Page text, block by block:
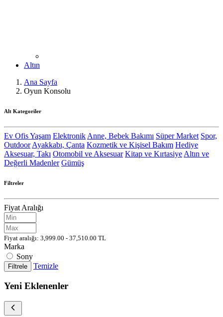
Altın
Ana Sayfa
Oyun Konsolu
Alt Kategoriler
Ev Ofis Yaşam Elektronik Anne, Bebek Bakımı Süper Market Spor,
Outdoor Ayakkabı, Çanta Kozmetik ve Kişisel Bakım Hediye
Aksesuar, Takı Otomobil ve Aksesuar Kitap ve Kırtasiye Altın ve
Değerli Madenler Gümüş
Filtreler
Fiyat Aralığı
Fiyat aralığı: 3,999.00 - 37,510.00 TL
Marka
Sony
Filtrele Temizle
Yeni Eklenenler